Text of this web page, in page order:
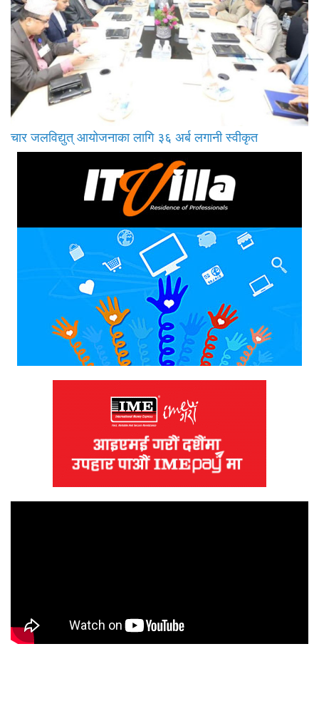
चार जलविद्युत् आयोजनाका लागि ३६ अर्ब लगानी स्वीकृत